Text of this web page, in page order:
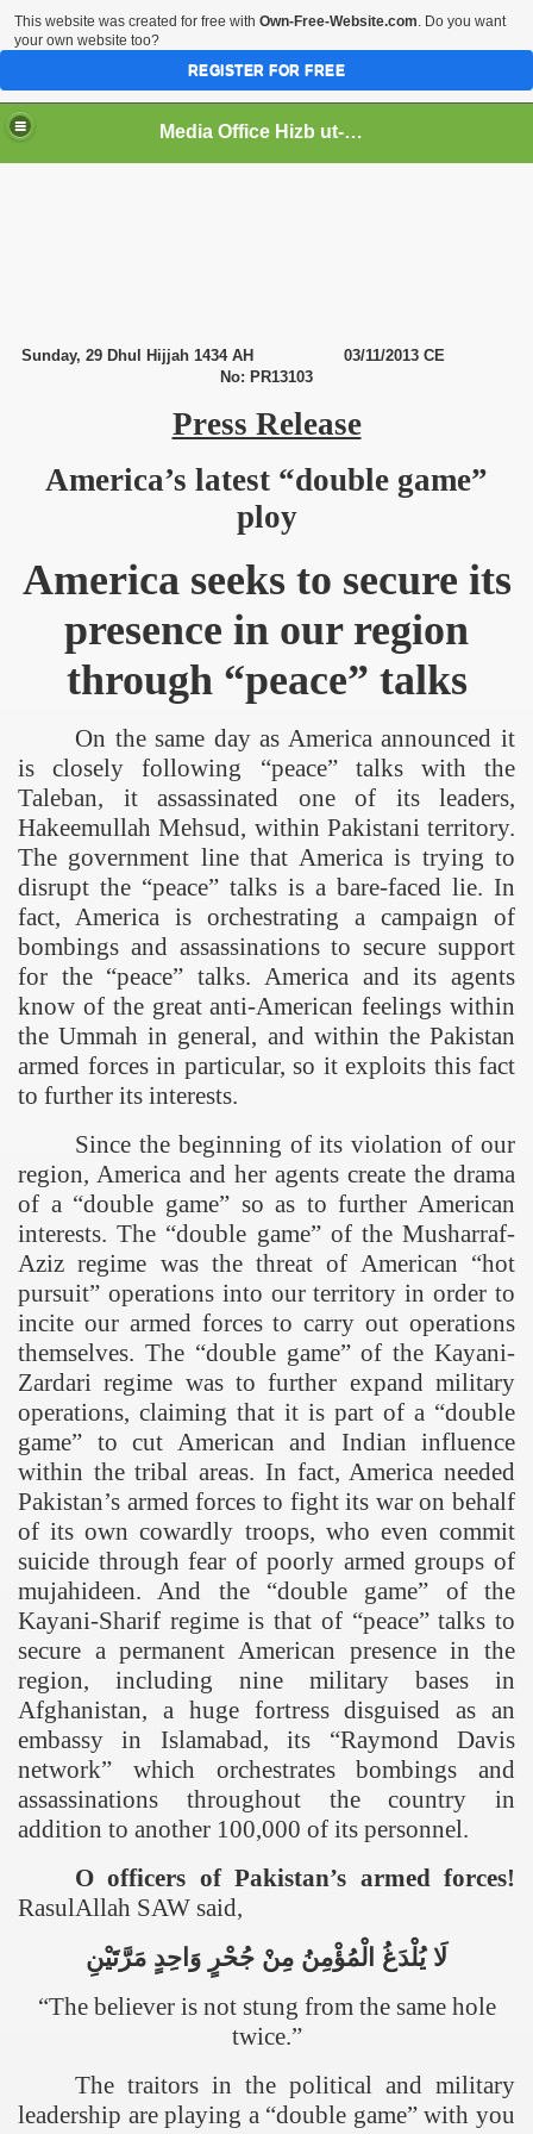
Media Office Hizb ut-Tahrir Pakistan
Sunday, 29 Dhul Hijjah 1434 AH
03/11/2013 CE
No: PR13103
Press Release
America’s latest “double game”
ploy
Americaseeks to secure its
presence in our region
through “peace” talks
On the same day as Americaannounced it
is closely following “peace” talks with the
Taleban, it assassinated one of its leaders,
Hakeemullah Mehsud, within Pakistani territory.
The government line that Americais trying to
disrupt the “peace” talks is a bare-faced lie. In
fact, America is orchestrating a campaign of
bombings and assassinations to secure support
for the “peace” talks. Americaand its agents
know of the great anti-American feelings within
the Ummah in general, and within the Pakistan
armed forces in particular, so it exploits this fact
to further its interests.
Since the beginning of its violation of our
region, America and her agents create the drama
of a “double game” so as to further American
interests. The “double game” of the Musharraf-
Aziz regime was the threat of American “hot
pursuit” operations into our territory in order to
incite our armed forces to carry out operations
themselves. The “double game” of the Kayani-
Zardari regime was to further expand military
operations, claiming that it is part of a “double
game” to cut American and Indian influence
within the tribal areas. In fact,America needed
Pakistan’s armed forces to fight its war on behalf
of its own cowardly troops, who even commit
suicide through fear of poorly armed groups of
mujahideen. And the “double game” of the
Kayani-Sharif regime is that of “peace” talks to
secure a permanent American presence in the
region, including nine military bases in
Afghanistan, a huge fortress disguised as an
embassy in Islamabad, its “Raymond Davis
network” which orchestrates bombings and
assassinations throughout the country in
addition to another 100,000 of its personnel.
O officers ofPakistan’s armed forces!
RasulAllah SAW said,
لَا يُلْدَغُ الْمُؤْمِنُ مِنْ جُحْرٍ وَاحِدٍ مَرَّتَيْنِ
“The believer is not stung from the same hole
twice.”
The traitors in the political and military
leadership are playing a “double game” with you
This website was created for free with Own-Free-Website.com. Do you want
your own website too?
REGISTER FOR FREE